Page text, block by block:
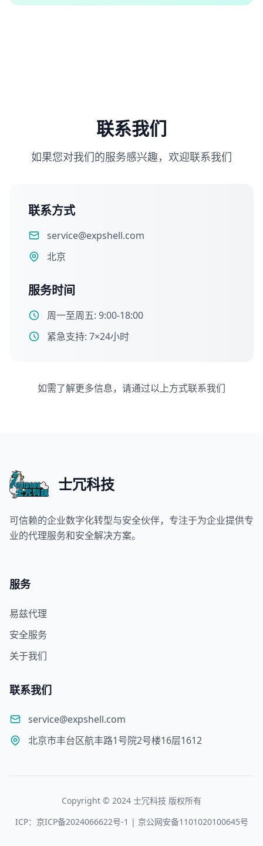
联系我们
如果您对我们的服务感兴趣，欢迎联系我们
联系方式
service@expshell.com
北京
服务时间
周一至周五: 9:00-18:00
紧急支持: 7×24小时
如需了解更多信息，请通过以上方式联系我们
士冗科技
可信赖的企业数字化转型与安全伙伴，专注于为企业提供专
业的代理服务和安全解决方案。
服务
易兹代理
安全服务
关于我们
联系我们
service@expshell.com
北京市丰台区航丰路1号院2号楼16层1612
Copyright © 2024 士冗科技 版权所有
ICP：京ICP备2024066622号-1 | 京公网安备1101020100645号